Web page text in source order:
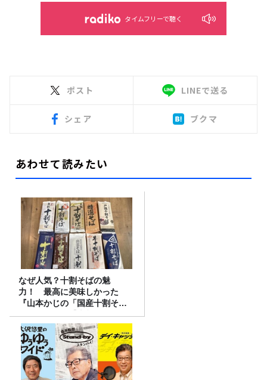
タイムフリーで聴く
ポスト LINEで送る
シェア ブクマ
あわせて読みたい
なぜ人気？十割そばの魅
力！ 最高に美味しかった
『山本かじの「国産十割そ
ば」』とは？【十割そば10種
食べ比べ】